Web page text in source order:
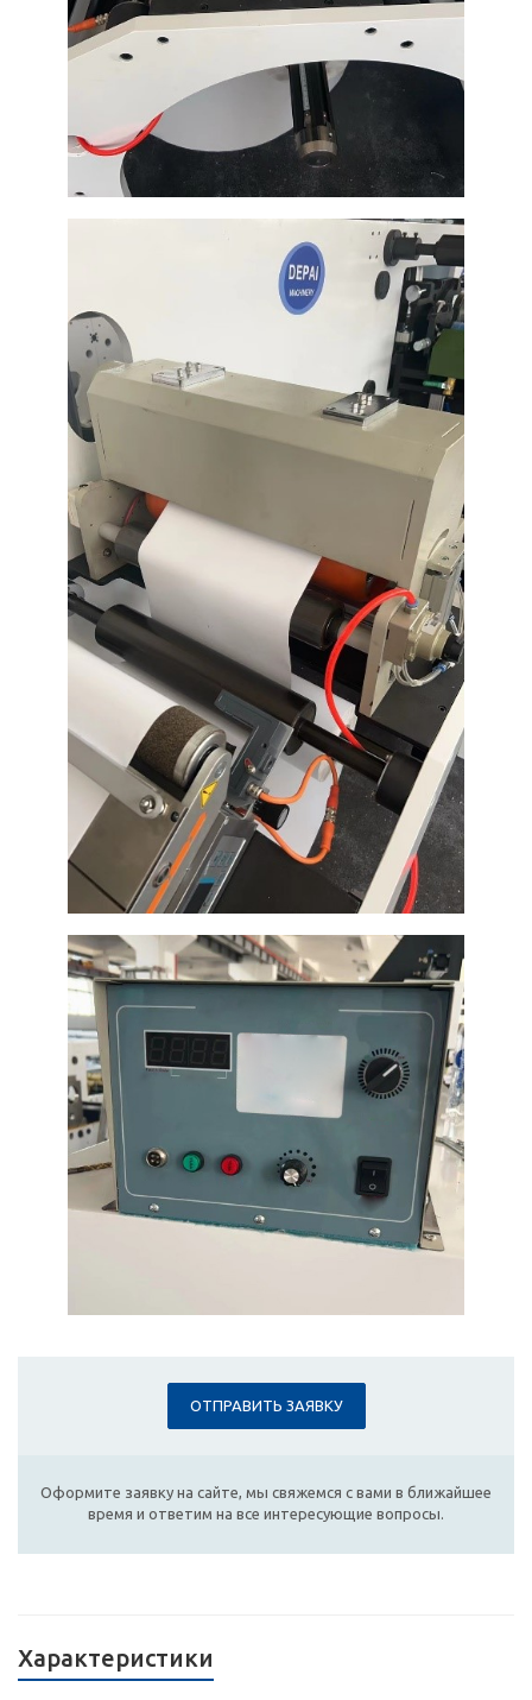
ОТПРАВИТЬ ЗАЯВКУ
Оформите заявку на сайте, мы свяжемся с вами в ближайшее
время и ответим на все интересующие вопросы.
Характеристики